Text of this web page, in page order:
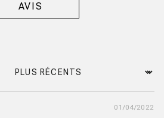
AVIS
Sort by
01/04/2022